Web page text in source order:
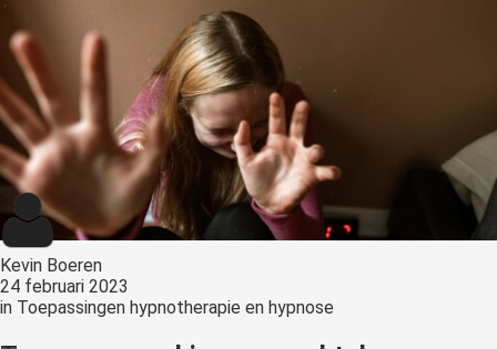
Kevin Boeren
24 februari 2023
in Toepassingen hypnotherapie en hypnose